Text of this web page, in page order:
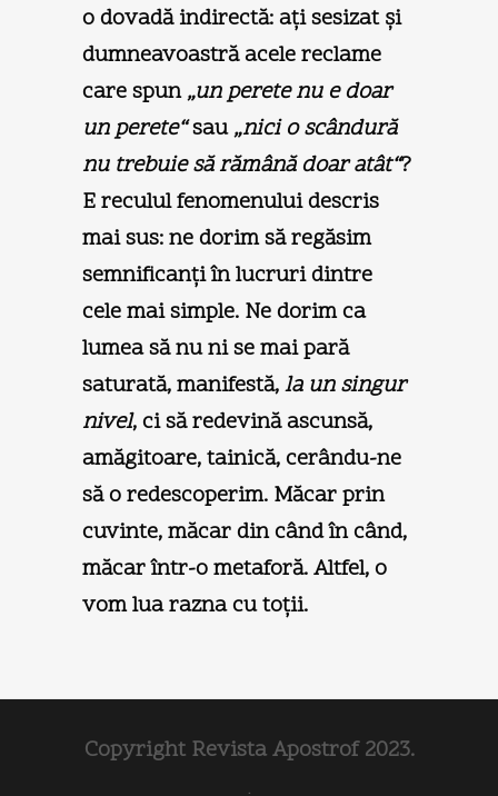
o dovadă indirectă: aţi sesizat şi
dumneavoastră acele reclame
care spun„un perete nu e doar
un perete“sau„nici o scândură
nu trebuie să rămână doar atât“?
E reculul fenomenului descris
mai sus: ne dorim să regăsim
semnificanţi în lucruri dintre
cele mai simple. Ne dorim ca
lumea să nu ni se mai pară
saturată, manifestă,la un singur
nivel, ci să redevină ascunsă,
amăgitoare, tainică, cerându-ne
să o redescoperim. Măcar prin
cuvinte, măcar din când în când,
măcar într-o metaforă. Altfel, o
vom lua razna cu toţii.
Copyright Revista Apostrof 2023.
.